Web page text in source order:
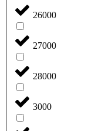
26000
27000
28000
3000